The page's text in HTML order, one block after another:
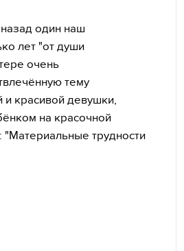
один наш
лет "от души
очень
тему
красивой девушки,
на красочной
трудности